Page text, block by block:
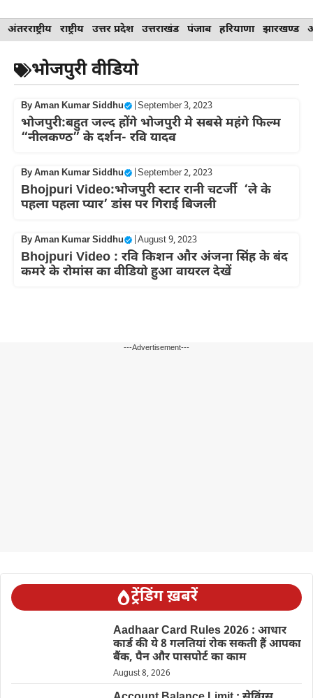
Skip
to
content
अंतरराष्ट्रीय राष्ट्रीय उत्तर प्रदेश उत्तराखंड पंजाब हरियाणा झारखण्ड
भोजपुरी वीडियो
ByAman Kumar Siddhu September 3, 2023
भोजपुरी:बहुत जल्द होंगे भोजपुरी मे सबसे महंगे फिल्म
“नीलकण्ठ” के दर्शन- रवि यादव
ByAman Kumar Siddhu September 2, 2023
Bhojpuri Video:भोजपुरी स्टार रानी चटर्जी ‘ले के
पहला पहला प्यार’ डांस पर गिराई बिजली
ByAman Kumar Siddhu August 9, 2023
Bhojpuri Video : रवि किशन और अंजना सिंह के बंद
कमरे के रोमांस का वीडियो हुआ वायरल देखें
---Advertisement---
ट्रेंडिंग ख़बरें
Aadhaar Card Rules 2026 : आधार
कार्ड की ये 8 गलतियां रोक सकती हैं आपका
बैंक, पैन और पासपोर्ट का काम
August 8, 2026